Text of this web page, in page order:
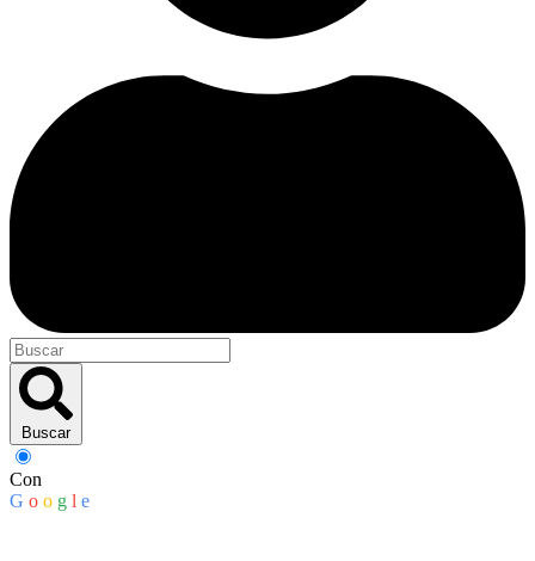
Buscar
Con
G o o g l e